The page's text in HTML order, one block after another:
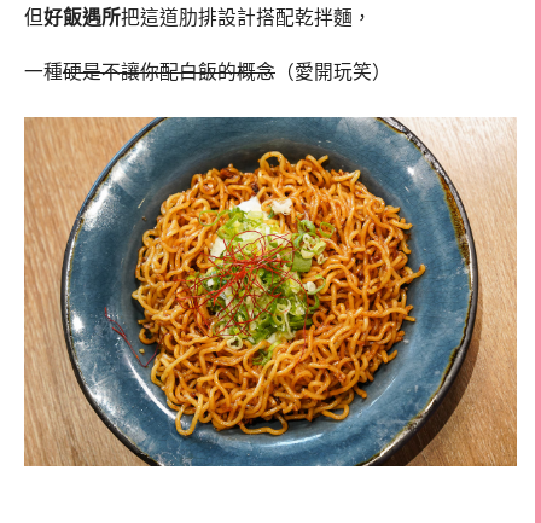
但好飯遇所把這道肋排設計搭配乾拌麵，
一種硬是不讓你配白飯的概念 （愛開玩笑）